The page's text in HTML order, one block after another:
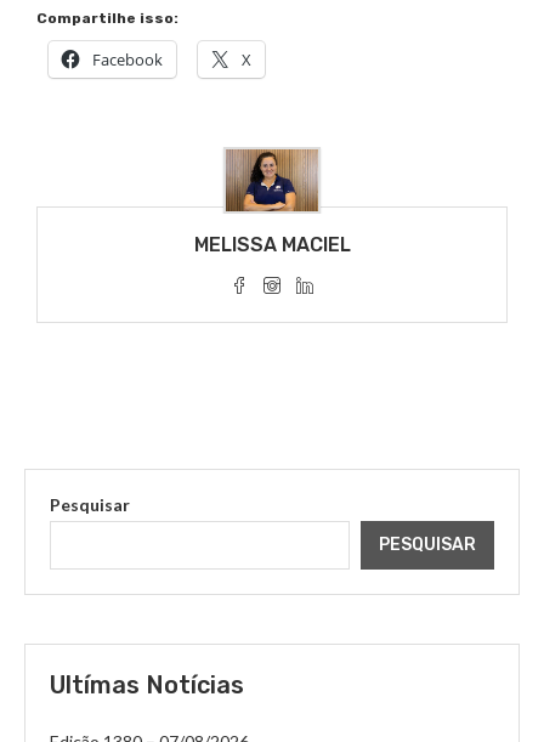
Compartilhe isso:
Facebook X
MELISSA MACIEL
Pesquisar
PESQUISAR
Ultímas Notícias